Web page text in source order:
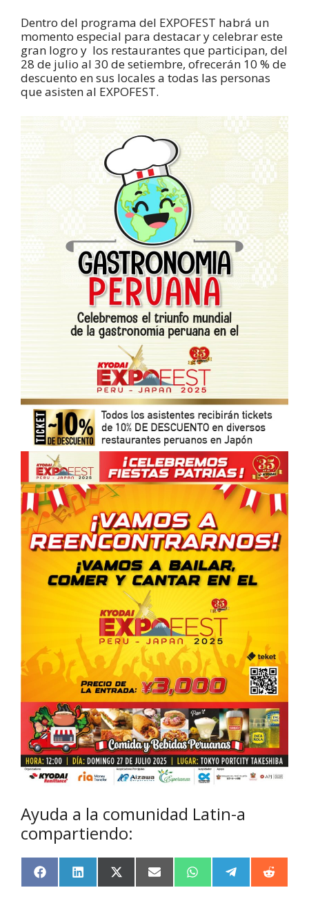
Dentro del programa del EXPOFEST habrá un
momento especial para destacar y celebrar este
gran logro y los restaurantes que participan, del
28 de julio al 30 de setiembre, ofrecerán 10 % de
descuento en sus locales a todas las personas
que asisten al EXPOFEST.
Ayuda a la comunidad Latin-a
compartiendo:
F
a
L
i
X
(
E
m
W
h e
R
e